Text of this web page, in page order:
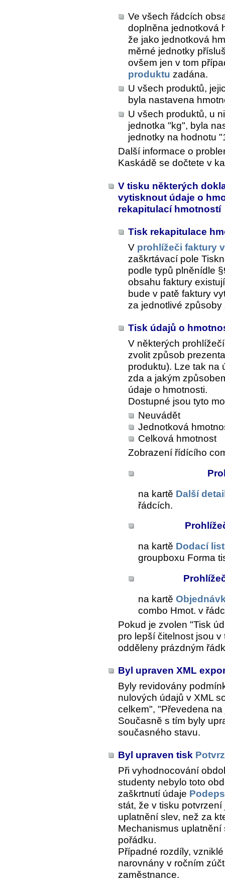
Ve všech řádcích
doplněna jednotková
že jako jednotková
měrné jednotky
ovšem jen v tom
produktu zadána.
U všech produktů,
byla nastavena
U všech produktů, u
jednotka "kg", byla
jednotky na hodnotu
Další informace o
Kaskádě se dočtete v
V tisku některých
vytisknout údaje o
rekapitulací hmotností
Tisk rekapitulace
V prohlížeči faktury
zaškrtávací pole
podle typů plněnídle
obsahu faktury
bude v patě faktury
za jednotlivé
Tisk údajů o
V některých
zvolit způsob
produktu). Lze tak na
zda a jakým
údaje o hmotnosti.
Dostupné jsou tyto
Neuvádět
Jednotková
Celková hmotnost
Zobrazení řídícího
na kartě Další
řádcích.
na kartě Dodací
groupboxu Forma
na kartě
combo Hmot. v
Pokud je zvolen "Tisk
pro lepší čitelnost jsou
odděleny prázdným
Byl upraven XML
Byly revidovány
nulových údajů v XML
celkem", "Převedena
Současně s tím byly
současného stavu.
Byl upraven tisk
Při vyhodnocování
studenty nebylo toto
zaškrtnutí údaje
stát, že v tisku
uplatnění slev, než za
Mechanismus
pořádku.
Případné rozdíly,
narovnány v ročním
zaměstnance.